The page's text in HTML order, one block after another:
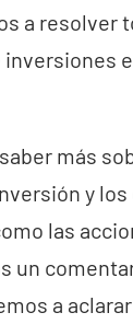
a resolver
más
y
las
un
a